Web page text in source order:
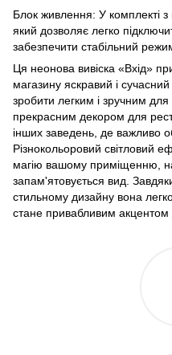
Блок живлення: У комплекті
який дозволяє легко
забезпечити стабільний
Ця неонова вивіска «Вхід»
магазину яскравий і
зробити легким і зручним для
прекрасним декором для
інших заведень, де важливо
Різнокольоровий світловий
магію вашому приміщенню,
запам'ятовується вид.
стильному дизайну вона
стане привабливим